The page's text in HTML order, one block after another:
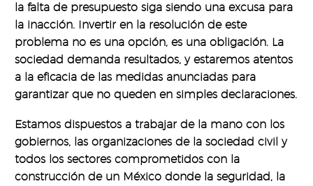
la falta de presupuesto siga siendo una excusa para
la inacción. Invertir en la resolución de este
problema no es una opción, es una obligación. La
sociedad demanda resultados, y estaremos atentos
a la eficacia de las medidas anunciadas para
garantizar que no queden en simples declaraciones.
Estamos dispuestos a trabajar de la mano con los
gobiernos, las organizaciones de la sociedad civil y
todos los sectores comprometidos con la
construcción de un México donde la seguridad, la